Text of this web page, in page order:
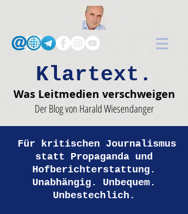
Klartext.
Was Leitmedien verschweigen
Der Blog von Harald Wiesendanger
Für kritischen Journalismus
statt Propaganda und
Hofberichterstattung.
Unabhängig. Unbequem.
Unbestechlich.